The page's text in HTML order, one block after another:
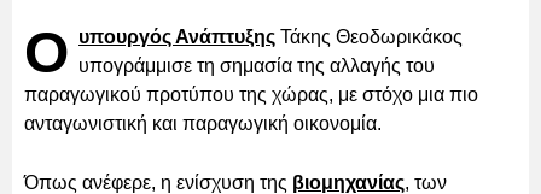
Ο υπουργός Ανάπτυξης Τάκης Θεοδωρικάκος
υπογράμμισε τη σημασία της αλλαγής του
παραγωγικού προτύπου της χώρας, με στόχο μια πιο
ανταγωνιστική και παραγωγική οικονομία.
Όπως ανέφερε, η ενίσχυση της βιομηχανίας, των